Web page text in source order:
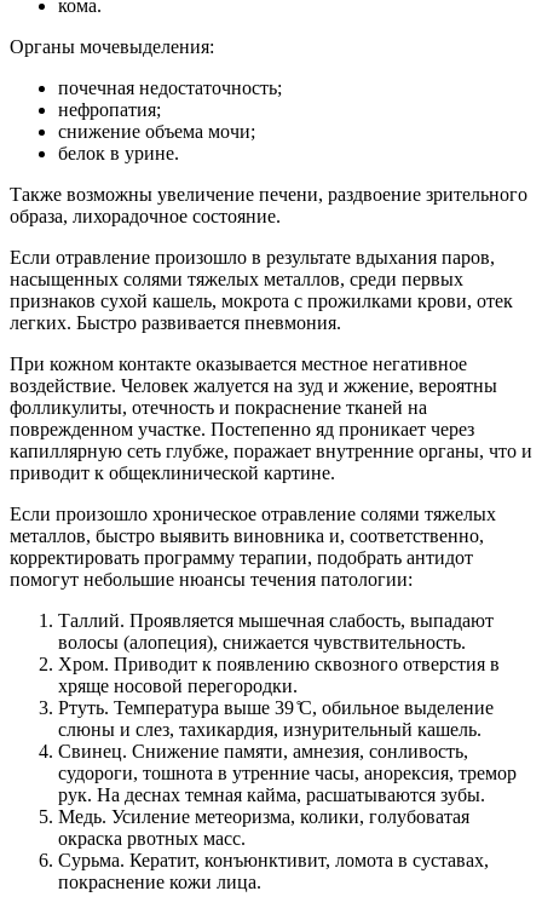
кома.
Органы мочевыделения:
почечная недостаточность;
нефропатия;
снижение объема мочи;
белок в урине.
Также возможны увеличение печени, раздвоение зрительного
образа, лихорадочное состояние.
Если отравление произошло в результате вдыхания паров,
насыщенных солями тяжелых металлов, среди первых
признаков сухой кашель, мокрота с прожилками крови, отек
легких. Быстро развивается пневмония.
При кожном контакте оказывается местное негативное
воздействие. Человек жалуется на зуд и жжение, вероятны
фолликулиты, отечность и покраснение тканей на
поврежденном участке. Постепенно яд проникает через
капиллярную сеть глубже, поражает внутренние органы, что и
приводит к общеклинической картине.
Если произошло хроническое отравление солями тяжелых
металлов, быстро выявить виновника и, соответственно,
корректировать программу терапии, подобрать антидот
помогут небольшие нюансы течения патологии:
Таллий. Проявляется мышечная слабость, выпадают
волосы (алопеция), снижается чувствительность.
Хром. Приводит к появлению сквозного отверстия в
хряще носовой перегородки.
Ртуть. Температура выше 39 ̊С, обильное выделение
слюны и слез, тахикардия, изнурительный кашель.
Свинец. Снижение памяти, амнезия, сонливость,
судороги, тошнота в утренние часы, анорексия, тремор
рук. На деснах темная кайма, расшатываются зубы.
Медь. Усиление метеоризма, колики, голубоватая
окраска рвотных масс.
Сурьма. Кератит, конъюнктивит, ломота в суставах,
покраснение кожи лица.